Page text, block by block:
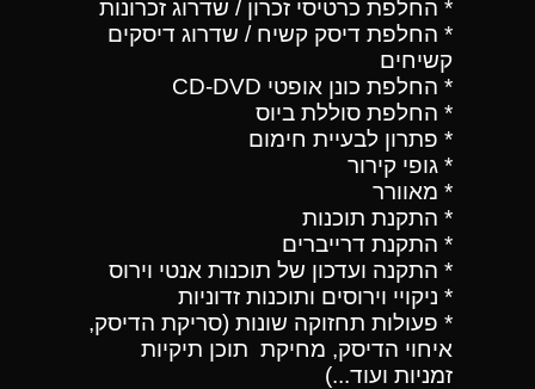
* החלפת כרטיסי זכרון / שדרוג זכרונות
* החלפת דיסק קשיח / שדרוג דיסקים
קשיחים
* החלפת כונן אופטי CD-DVD
* החלפת סוללת ביוס
* פתרון לבעיית חימום
* גופי קירור
* מאוורר
* התקנת תוכנות
* התקנת דרייברים
* התקנה ועדכון של תוכנות אנטי וירוס
* ניקויי וירוסים ותוכנות זדוניות
* פעולות תחזוקה שונות (סריקת הדיסק,
איחוי הדיסק, מחיקת תוכן תיקיות
זמניות ועוד...)